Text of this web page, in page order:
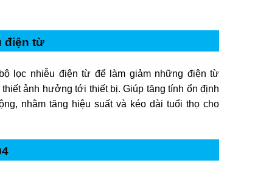
điện từ
lọc nhiễu điện từ để làm giảm những điện từ
thiết ảnh hưởng tới thiết bị. Giúp tăng tính ổn định
nhằm tăng hiệu suất và kéo dài tuổi thọ cho